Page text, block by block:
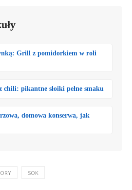
Grill z pomidorkiem w roli
chili: pikantne słoiki pełne smaku
domowa konserwa, jak
SOK